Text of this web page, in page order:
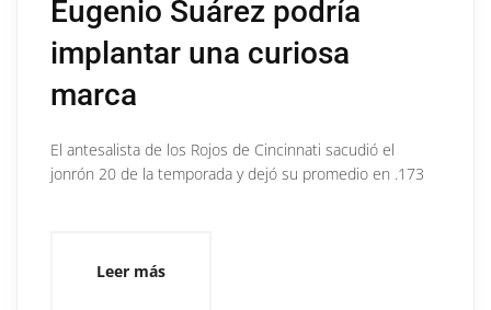
Eugenio Suárez podría
implantar una curiosa
marca
El antesalista de los Rojos de Cincinnati sacudió el
jonrón 20 de la temporada y dejó su promedio en .173
Leer más